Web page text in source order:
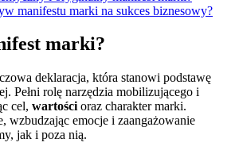
manifestu marki na sukces biznesowy?
marki?
deklaracja, która stanowi podstawę
Pełni rolę narzędzia mobilizującego i
cel, wartości oraz charakter marki.
wzbudzając emocje i zaangażowanie
jak i poza nią.